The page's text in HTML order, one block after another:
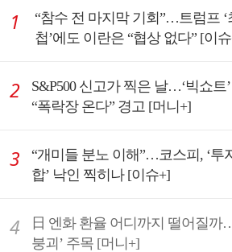
“참수 전 마지막 기회”…트럼프 ‘
첩’에도 이란은 “협상 없다” [이
S&P500 신고가 찍은 날…‘빅쇼트’
“폭락장 온다” 경고 [머니+]
“개미들 분노 이해”…코스피, ‘투
합’ 낙인 찍히나 [이슈+]
日 엔화 환율 어디까지 떨어질까
붕괴’ 주목 [머니+]